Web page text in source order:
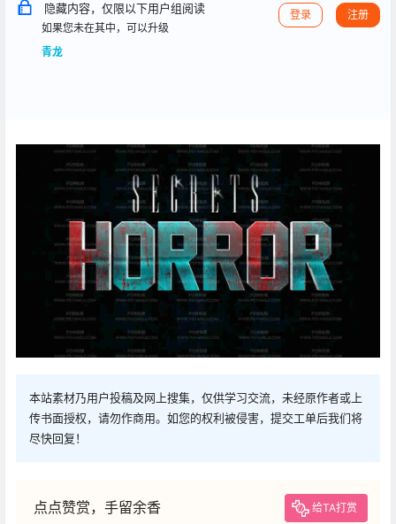
隐藏内容，仅限以下用户组阅读
如果您未在其中，可以升级
青龙
登录 注册
本站素材乃用户投稿及网上搜集，仅供学习交流，未经原作者或上
传书面授权，请勿作商用。如您的权利被侵害，提交工单后我们将
尽快回复！
点点赞赏，手留余香 给TA打赏